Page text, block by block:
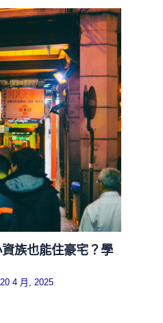
族也能住豪宅？學
20 4 月, 2025